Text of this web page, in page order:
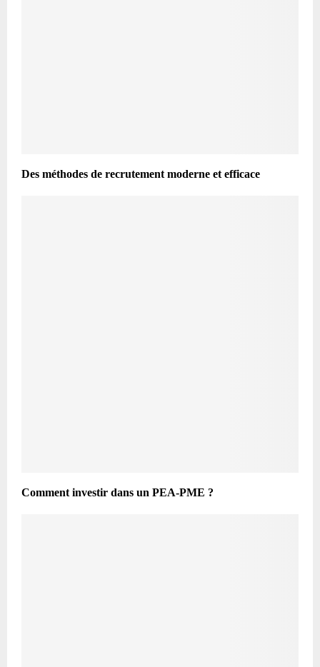
Des méthodes de recrutement moderne et efficace
Comment investir dans un PEA-PME ?